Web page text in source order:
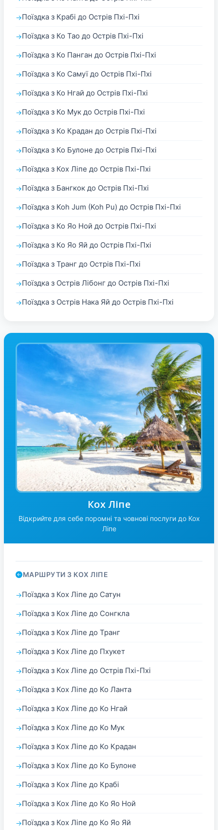
Поїздка з Крабі до Острів Пхі-Пхі
Поїздка з Ко Тао до Острів Пхі-Пхі
Поїздка з Ко Панган до Острів Пхі-Пхі
Поїздка з Ко Самуї до Острів Пхі-Пхі
Поїздка з Ко Нгай до Острів Пхі-Пхі
Поїздка з Ко Мук до Острів Пхі-Пхі
Поїздка з Ко Крадан до Острів Пхі-Пхі
Поїздка з Ко Булоне до Острів Пхі-Пхі
Поїздка з Кох Ліпе до Острів Пхі-Пхі
Поїздка з Бангкок до Острів Пхі-Пхі
Поїздка з Koh Jum (Koh Pu) до Острів Пхі-Пхі
Поїздка з Ко Яо Ной до Острів Пхі-Пхі
Поїздка з Ко Яо Яй до Острів Пхі-Пхі
Поїздка з Транг до Острів Пхі-Пхі
Поїздка з Острів Лібонг до Острів Пхі-Пхі
Поїздка з Острів Нака Яй до Острів Пхі-Пхі
Кох Ліпе
Відкрийте для себе поромні та човнові послуги до Кох
Ліпе
МАРШРУТИ З КОХ ЛІПЕ
Поїздка з Кох Ліпе до Сатун
Поїздка з Кох Ліпе до Сонгкла
Поїздка з Кох Ліпе до Транг
Поїздка з Кох Ліпе до Пхукет
Поїздка з Кох Ліпе до Острів Пхі-Пхі
Поїздка з Кох Ліпе до Ко Ланта
Поїздка з Кох Ліпе до Ко Нгай
Поїздка з Кох Ліпе до Ко Мук
Поїздка з Кох Ліпе до Ко Крадан
Поїздка з Кох Ліпе до Ко Булоне
Поїздка з Кох Ліпе до Крабі
Поїздка з Кох Ліпе до Ко Яо Ной
Поїздка з Кох Ліпе до Ко Яо Яй